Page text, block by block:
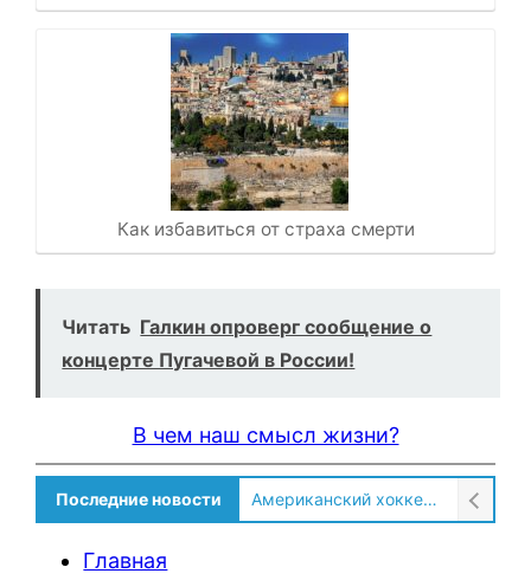
Как избавиться от страха смерти
Читать Галкин опроверг сообщение о
концерте Пугачевой в России!
В чем наш смысл жизни?
Последние новости Американский хоккеист рассказал о культурном шоке после переезда в Россию!
Главная